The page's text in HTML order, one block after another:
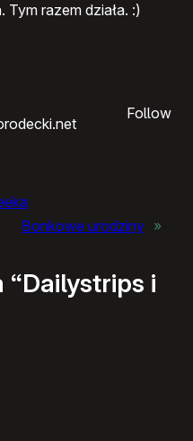
razem działa. :)
Follow
Bonkowe urodziny »
i